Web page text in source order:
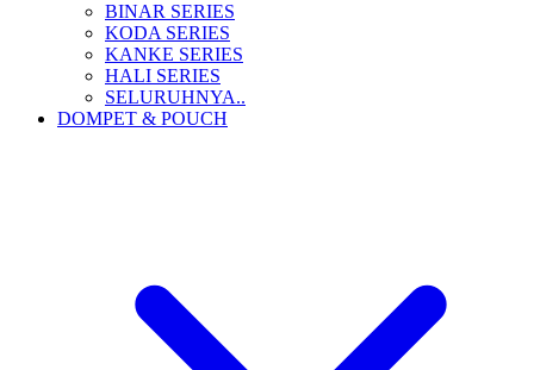
BINAR SERIES
KODA SERIES
KANKE SERIES
HALI SERIES
SELURUHNYA..
DOMPET & POUCH